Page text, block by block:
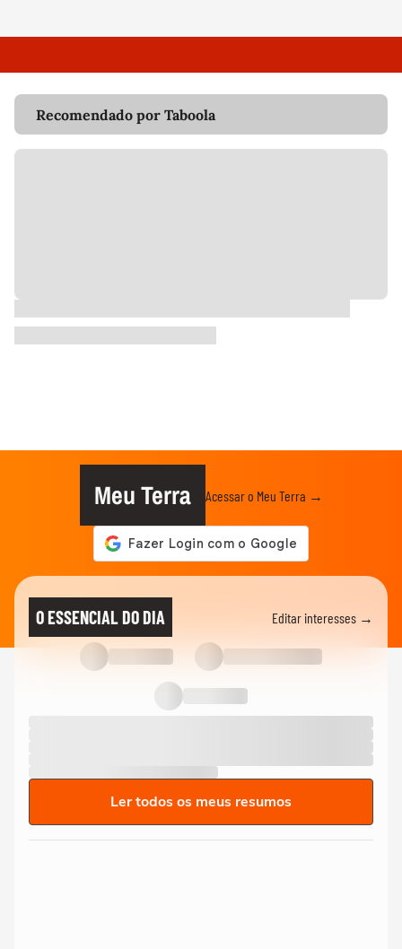
Recomendado por Taboola
Meu Terra Acessar o Meu Terra →
O ESSENCIAL DO DIA Editar interesses →
Ler todos os meus resumos